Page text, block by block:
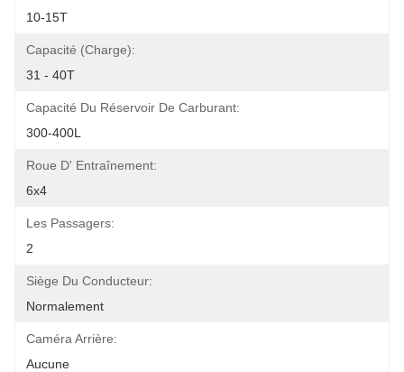
10-15T
Capacité (charge):
31 - 40T
Capacité Du Réservoir De Carburant:
300-400L
Roue D' Entraînement:
6x4
Les Passagers:
2
Siège Du Conducteur:
Normalement
Caméra Arrière:
Aucune